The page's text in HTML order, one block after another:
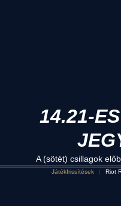
14.21-
A (sötét) csillagok
Játékfrissítések Riot